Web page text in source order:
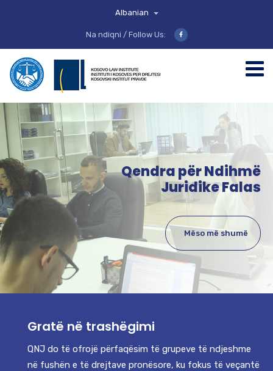
Albanian
Na ndiqni / Follow Us:
Qendra për Ndihmë
Juridike Falas
Mëso më shumë
Gratë në trashëgimi
QNJ do të ofrojë përfaqësim të grupeve të ndjeshme
në fushën e të drejtave pronësore, ku fokus të veçantë